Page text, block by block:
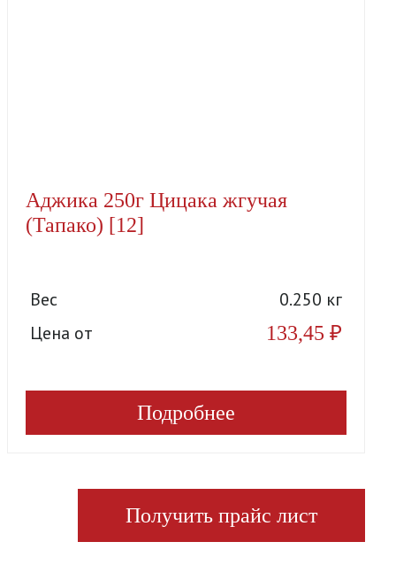
Аджика 250г Цицака жгучая
(Тапако) [12]
Вес
0.250 кг
Цена от
133,45 ₽
Подробнее
Получить прайс лист